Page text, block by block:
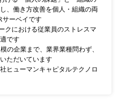
、働き方改善を個人・組織の両
サーベイです
クにおける従業員のストレスマ
です
の企業まで、業界業種問わず、
ただいています​
ヒューマンキャピタルテクノロ